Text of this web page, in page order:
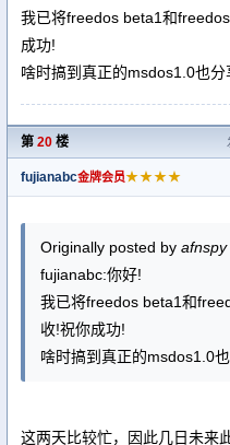
我已将freedos beta1和
成功!
啥时搞到真正的msdos1.0也分
第 20 楼
fujianabc金牌会员★★★★
Originally posted by afnspy
fujianabc:你好!
我已将freedos beta1和
收!祝你成功!
啥时搞到真正的msdos1.0
这两天比较忙，因此几日未来